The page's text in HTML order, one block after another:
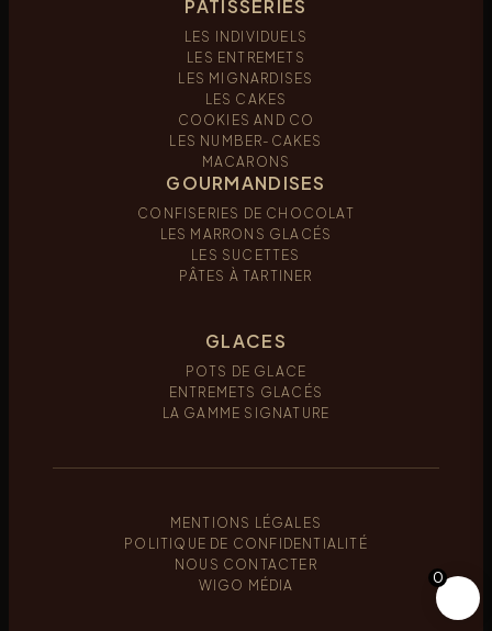
PÂTISSERIES
LES INDIVIDUELS
LES ENTREMETS
LES MIGNARDISES
LES CAKES
COOKIES AND CO
LES NUMBER-CAKES
MACARONS
GOURMANDISES
CONFISERIES DE CHOCOLAT
LES MARRONS GLACÉS
LES SUCETTES
PÂTES À TARTINER
GLACES
POTS DE GLACE
ENTREMETS GLACÉS
LA GAMME SIGNATURE
MENTIONS LÉGALES
POLITIQUE DE CONFIDENTIALITÉ
NOUS CONTACTER
WIGO MÉDIA
0